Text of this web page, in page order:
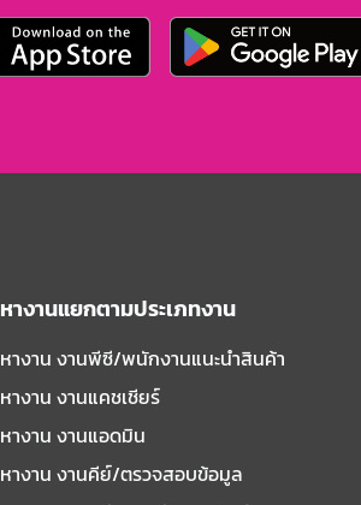
หางานแยกตามประเภทงาน
หางาน งานพีซี/พนักงานแนะนําสินค้า
หางาน งานแคชเชียร์
หางาน งานแอดมิน
หางาน งานคีย์/ตรวจสอบข้อมูล